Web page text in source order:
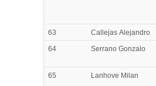
63 Callejas Alejandro
64
Serrano Gonzalo
65 Lanhove Milan